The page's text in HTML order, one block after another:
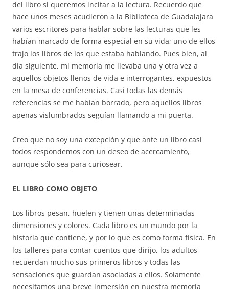
del libro si queremos incitar a la lectura. Recuerdo que
hace unos meses acudieron a la Biblioteca de Guadalajara
varios escritores para hablar sobre las lecturas que les
habían marcado de forma especial en su vida; uno de ellos
trajo los libros de los que estaba hablando. Pues bien, al
día siguiente, mi memoria me llevaba una y otra vez a
aquellos objetos llenos de vida e interrogantes, expuestos
en la mesa de conferencias. Casi todas las demás
referencias se me habían borrado, pero aquellos libros
apenas vislumbrados seguían llamando a mi puerta.
Creo que no soy una excepción y que ante un libro casi
todos respondemos con un deseo de acercamiento,
aunque sólo sea para curiosear.
EL LIBRO COMO OBJETO
Los libros pesan, huelen y tienen unas determinadas
dimensiones y colores. Cada libro es un mundo por la
historia que contiene, y por lo que es como forma física. En
los talleres para contar cuentos que dirijo, los adultos
recuerdan mucho sus primeros libros y todas las
sensaciones que guardan asociadas a ellos. Solamente
necesitamos una breve inmersión en nuestra memoria